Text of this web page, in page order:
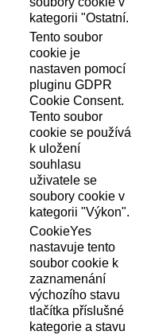
kategorii "Ostatní.
Tento soubor
cookie je
nastaven pomocí
pluginu GDPR
Cookie Consent.
Tento soubor
cookie se používá
k uložení
souhlasu
uživatele se
soubory cookie v
kategorii "Výkon".
CookieYes
nastavuje tento
soubor cookie k
zaznamenání
výchozího stavu
tlačítka příslušné
kategorie a stavu